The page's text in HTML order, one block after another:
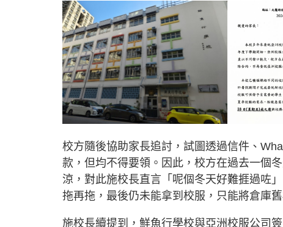
校方隨後協助家長追討，試圖透過信件、
款，但均不得要領。因此，校方在過去一個
涼，對此施校長直言「呢個冬天好難捱過咗
拖再拖，最後仍未能拿到校服，只能將倉庫
施校長續提到，鮮魚行學校與亞洲校服公司